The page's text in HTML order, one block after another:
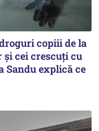
copiii de la
cei crescuți cu
Sandu explică ce